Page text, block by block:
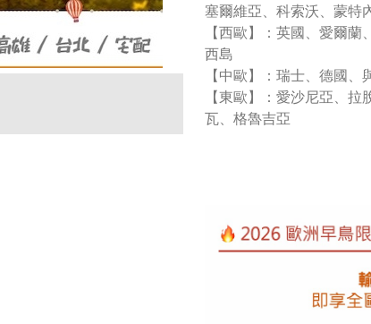
塞爾維亞、科索沃、蒙特
【西歐】：英國、愛爾
西島
【中歐】：瑞士、德國
【東歐】：愛沙尼亞、
瓦、格魯吉亞